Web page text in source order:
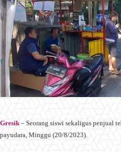
Gresik– Seorang siswi sekaligus penjual
payudara, Minggu (20/8/2023).